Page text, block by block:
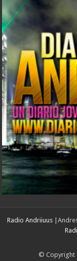
Radio Andriiuus
© Copyright